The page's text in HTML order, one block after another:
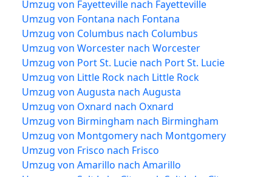
Umzug von Fayetteville nach Fayetteville
Umzug von Fontana nach Fontana
Umzug von Columbus nach Columbus
Umzug von Worcester nach Worcester
Umzug von Port St. Lucie nach Port St. Lucie
Umzug von Little Rock nach Little Rock
Umzug von Augusta nach Augusta
Umzug von Oxnard nach Oxnard
Umzug von Birmingham nach Birmingham
Umzug von Montgomery nach Montgomery
Umzug von Frisco nach Frisco
Umzug von Amarillo nach Amarillo